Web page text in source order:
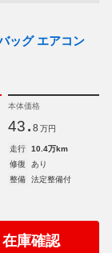
ッグ エアコン
本体価格
43. 8 万円
走行
10.4万km
修復
あり
整備
法定整備付
庫確認